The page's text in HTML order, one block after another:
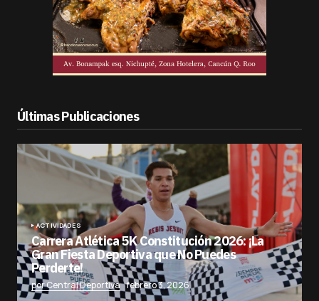
Últimas Publicaciones
ACTIVIDADES
Carrera Atlética 5K Constitución 2026: ¡La
Gran Fiesta Deportiva que No Puedes
Perderte!
por Central Deportiva febrero 3, 2026